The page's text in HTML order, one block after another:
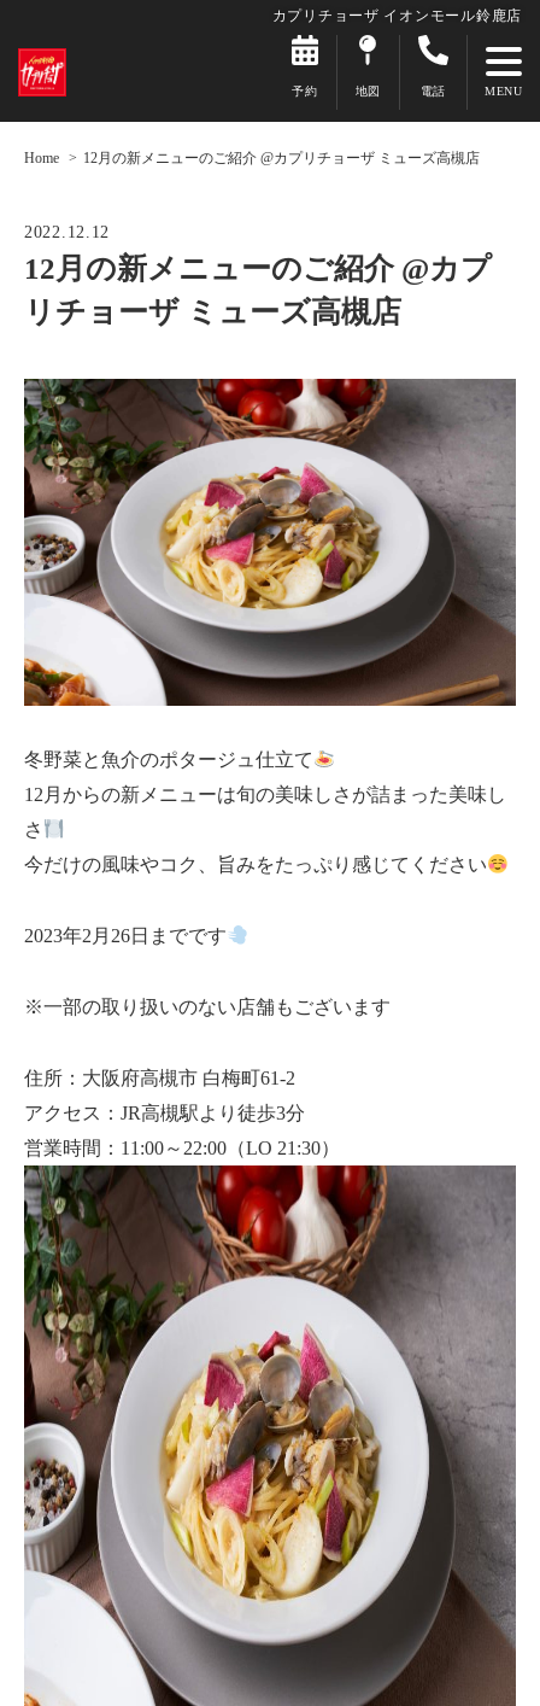
カプリチョーザ イオンモール鈴鹿店
予約 地図 電話
Home 12月の新メニューのご紹介 @カプリチョーザ ミューズ高槻店
2022.12.12
12月の新メニューのご紹介 @カプ
リチョーザ ミューズ高槻店
冬野菜と魚介のポタージュ仕立て
12月からの新メニューは旬の美味しさが詰まった美味し
さ
今だけの風味やコク、旨みをたっぷり感じてください
2023年2月26日までです
※一部の取り扱いのない店舗もございます
住所：大阪府高槻市 白梅町61-2
アクセス：JR高槻駅より徒歩3分
営業時間：11:00～22:00（LO 21:30）